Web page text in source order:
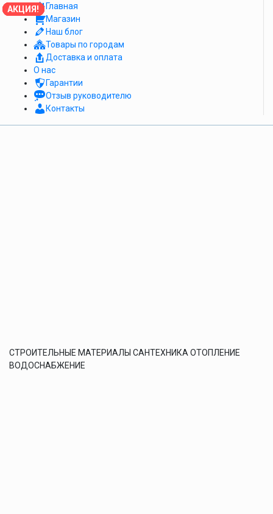
Главная
Магазин
Наш блог
Товары по городам
Доставка и оплата
О нас
Гарантии
Отзыв руководителю
Контакты
СТРОИТЕЛЬНЫЕ МАТЕРИАЛЫ САНТЕХНИКА ОТОПЛЕНИЕ
ВОДОСНАБЖЕНИЕ
АКЦИЯ!
АКЦИЯ!
АКЦИЯ!
АКЦИЯ!
АКЦИЯ!
АКЦИЯ!
АКЦИЯ!
АКЦИЯ!
АКЦИЯ!